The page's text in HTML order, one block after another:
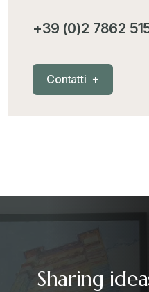
+39 (0)2 7862
Contatti +
Sharing